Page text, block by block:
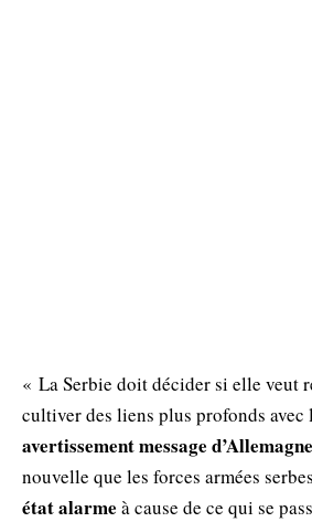
« La Serbie doit décider si elle veut
cultiver des liens plus profonds avec
avertissementmessage d’Allemagne
nouvelle que les forces armées
étatalarme à cause de ce qui se